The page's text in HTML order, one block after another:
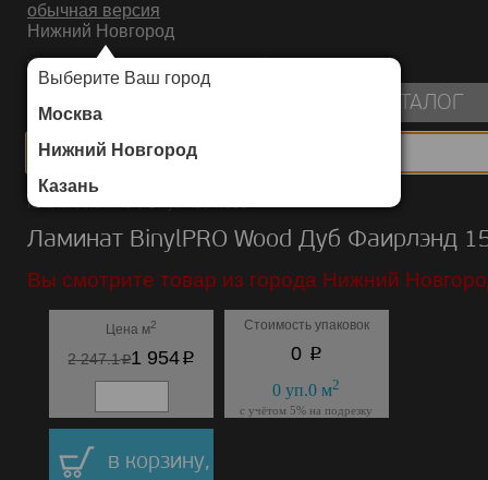
обычная версия
Нижний Новгород
Выберите Ваш город
Москва
Нижний Новгород
Казань
ИНТЕРНЕТ-МАГАЗИН НАПОЛЬНЫХ ПОКРЫТИЙ
КАТАЛОГ
Каталог/Ламинат/BinylPRO/Wood
Ламинат BinylPRO Wood Дуб Фаирлэнд
Вы смотрите товар из города Нижний
Цена м2
2 247.1p1 954p
Стоимость упаковок
0 p
0 уп.0 м2
с учётом 5% на подрезку
в корзину,